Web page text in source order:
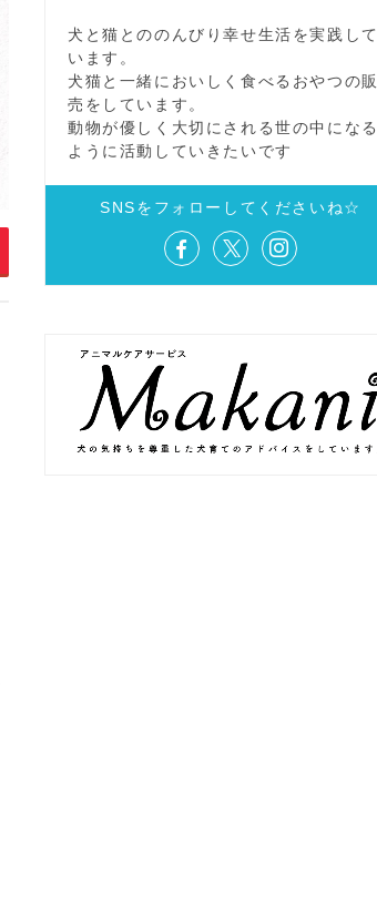
犬と猫とののんびり幸せ生活を実践して
います。
犬猫と一緒においしく食べるおやつの販
売をしています。
動物が優しく大切にされる世の中になる
ように活動していきたいです
SNSをフォローしてくださいね☆